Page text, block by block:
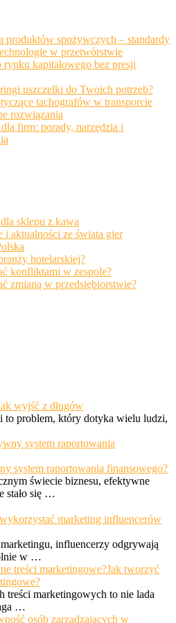
produktów spożywczych – standardy
w przetwórstwie
kapitałowego bez presji
uszczelki do Twoich potrzeb?
tachografów w transporcie
rozwiązania
firm: porady, narzędzia i
sklepu z kawą
aktualności ze świata gier
hotelarskiej?
konfliktami w zespole?
zmianą w przedsiębiorstwie?
wyjść z długów
to problem, który dotyka wielu ludzi,
system raportowania finansowego?
świecie biznesu, efektywne
stało się …
marketing influencerów
influencerzy odgrywają
w …
Jak tworzyć
treści marketingowych to nie lada
…